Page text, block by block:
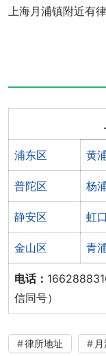
上海月浦镇附近有
浦东区 黄
普陀区 杨
静安区 虹
金山区 青
电话：
信同号）
律所地址